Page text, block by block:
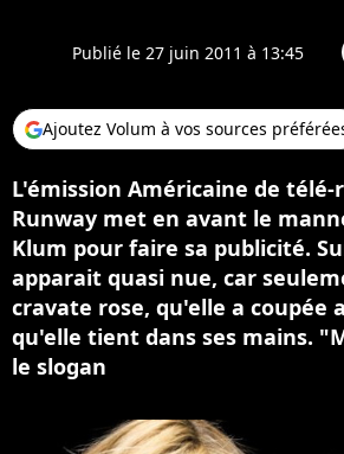
Publié le 27 juin 2011 à 13:45
Ajoutez Volum à vos sources
L'émission Américaine de
Runway met en avant le
Klum pour faire sa publicité.
apparait quasi nue, car
cravate rose, qu'elle a coupée
qu'elle tient dans ses mains.
le slogan